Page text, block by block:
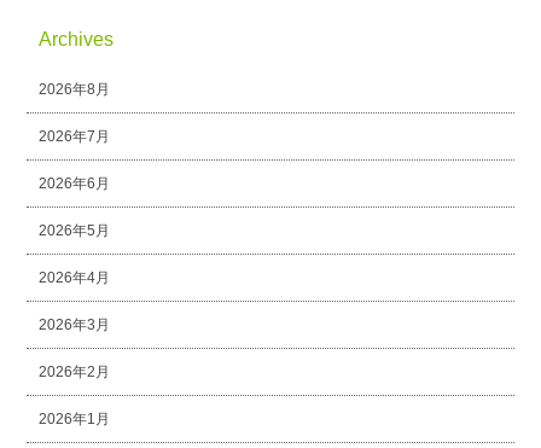
Archives
2026年8月
2026年7月
2026年6月
2026年5月
2026年4月
2026年3月
2026年2月
2026年1月